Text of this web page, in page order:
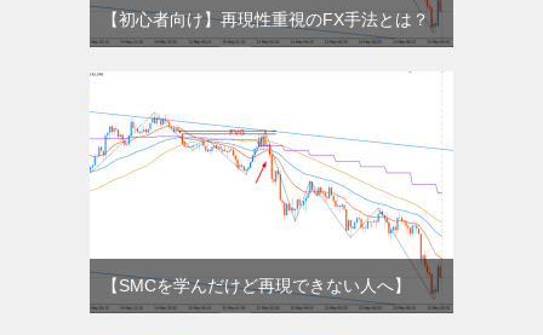
【初心者向け】再現性重視のFX手法とは？
【SMCを学んだけど再現できない人へ】